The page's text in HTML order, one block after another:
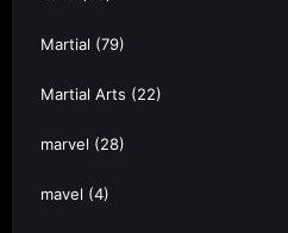
Martial (79)
Martial Arts (22)
marvel (28)
mavel (4)